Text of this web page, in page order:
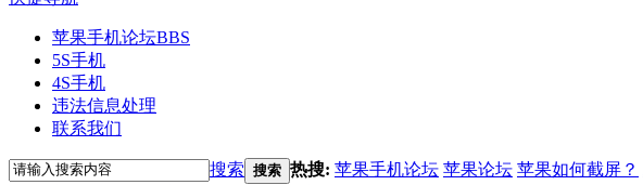
苹果手机论坛BBS
5S手机
4S手机
违法信息处理
联系我们
搜索 搜索 热搜: 苹果手机论坛 苹果论坛 苹果如何截屏？